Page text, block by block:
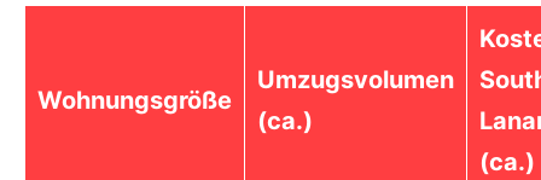
Wohnungsgröße
Umzugsvolumen
(ca.)
(ca.)